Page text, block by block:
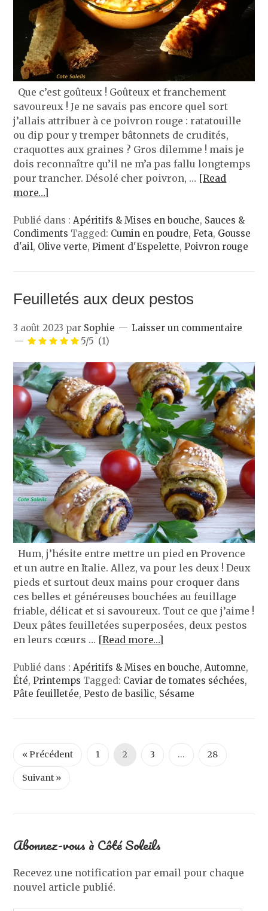
Que c’est goûteux ! Goûteux et franchement
savoureux ! Je ne savais pas encore quel sort
j’allais attribuer à ce poivron rouge : ratatouille
ou dip pour y tremper bâtonnets de crudités,
craquottes aux graines ? Gros dilemme ! mais je
dois reconnaître qu’il ne m’a pas fallu longtemps
pour trancher. Désolé cher poivron, … [Read
more…]
Publié dans :Apéritifs & Mises en bouche, Sauces &
Condiments Tagged: Cumin en poudre,Feta, Gousse
d'ail, Olive verte,Piment d'Espelette,Poivron rouge
Feuilletés aux deux pestos
3 août 2023 par Sophie
Laisser un commentaire
5/5 (1)
Hum, j’hésite entre mettre un pied en Provence
et un autre en Italie. Allez, va pour les deux ! Deux
pieds et surtout deux mains pour croquer dans
ces belles et généreuses bouchées au feuillage
friable, délicat et si savoureux. Tout ce que j’aime !
Deux pâtes feuilletées superposées, deux pestos
en leurs cœurs … [Read more…]
Publié dans :Apéritifs & Mises en bouche,Automne,
Été,Printemps Tagged: Caviar de tomates séchées,
Pâte feuilletée,Pesto de basilic, Sésame
« Précédent 1 2 3 … 28
Suivant »
Abonnez-vous à Côté Soleils
Recevez une notification par email pour chaque
nouvel article publié.